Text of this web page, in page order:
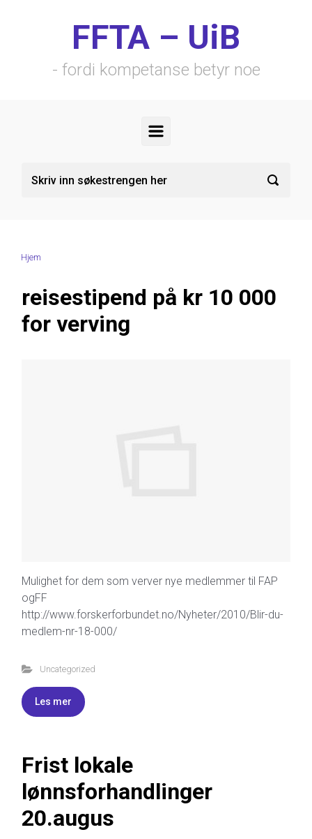
FFTA – UiB
- fordi kompetanse betyr noe
Hjem
reisestipend på kr 10 000
for verving
Mulighet for dem som verver nye medlemmer til FAP
ogFF
http://www.forskerforbundet.no/Nyheter/2010/Blir-du-
medlem-nr-18-000/
Uncategorized
Les mer
Frist lokale
lønnsforhandlinger
20.augus